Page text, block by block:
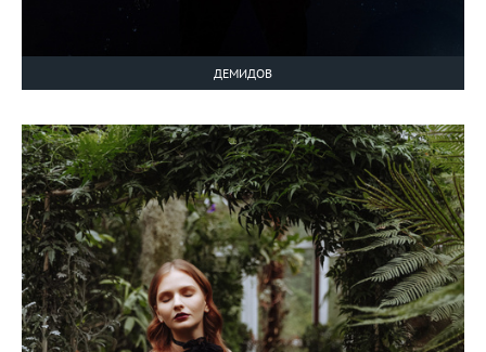
ДЕМИДОВ